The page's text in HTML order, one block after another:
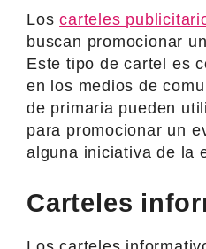
Loscarteles
buscan promocionar
Este tipo de cartel es
en los medios de
de primaria pueden
para promocionar un
alguna iniciativa de la
Carteles